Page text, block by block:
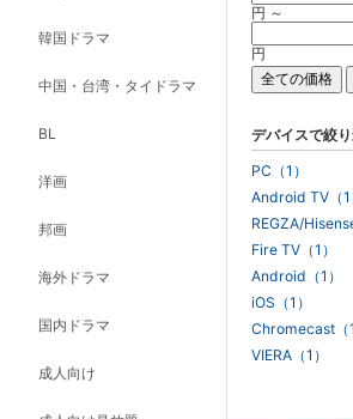
韓国ドラマ
中国・台湾・タイドラマ
BL
洋画
邦画
海外ドラマ
国内ドラマ
成人向け
円 ～
円
デバイスで絞
PC（1）
Android TV（1
REGZA/
Fire TV（1）
Android（1）
iOS（1）
Chromecast（1
VIERA（1）